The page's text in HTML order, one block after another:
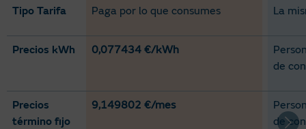
Tipo Tarifa Paga por lo que consumes La
Precios kWh 0,077434 €/kWh
de
Precios
término fijo
9,149802 €/mes
de